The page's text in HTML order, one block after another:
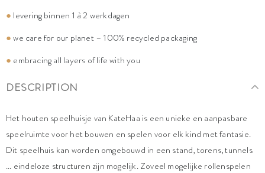
● levering binnen 1 à 2 werkdagen
●we care for our planet – 100% recycled packaging
● embracing all layers of life with you
DESCRIPTION
Het houten speelhuisje van KateHaa is een unieke en aanpasbare
speelruimte voor het bouwen en spelen voor elk kind met fantasie.
Dit speelhuis kan worden omgebouwd in een stand, torens, tunnels
... eindeloze structuren zijn mogelijk. Zoveel mogelijke rollenspelen